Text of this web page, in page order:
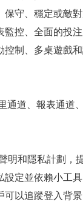
守、穩定或敵
控、全面的投
制、多桌遊戲
通道、報表通道
明和隱私計劃，
定並依賴小工
以追蹤登入背